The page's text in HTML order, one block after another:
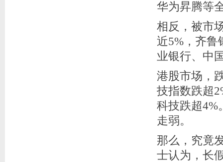
华为昇腾等
相反，被市
近5%，齐鲁
业银行、中
港股市场，
技指数跌超
科技跌超4%
走弱。
那么，究竟
士认为，长